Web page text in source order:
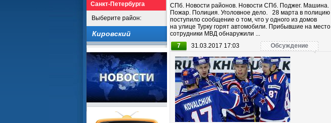
Санкт-Петербурга
Выберите район:
Кировский
СПб. Новости районов. Новости СПб. Поджег. Машина.
Пожар. Полиция. Уголовное дело. 28 марта в полицию
поступило сообщение о том, что у одного из домов
на улице Турку горят автомобили. Прибывшие на место
сотрудники МВД обнаружили ...
7
31.03.2017 17:03 Обсуждение